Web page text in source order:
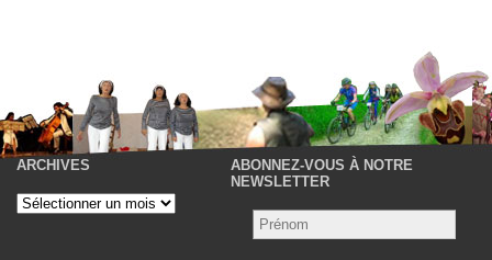
ARCHIVES
Archives
ABONNEZ-VOUS À NOTRE
NEWSLETTER